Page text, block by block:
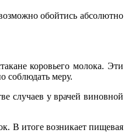
обойтись абсолютно
коровьего молока. Эти
соблюдать меру.
случаев у врачей виновной
В итоге возникает пищевая